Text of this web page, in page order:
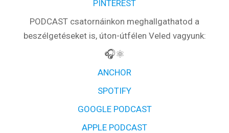
PINTEREST
PODCAST csatornáinkon meghallgathatod a
beszélgetéseket is, úton-útfélen Veled vagyunk:
🎧⚛️
ANCHOR
SPOTIFY
GOOGLE PODCAST
APPLE PODCAST